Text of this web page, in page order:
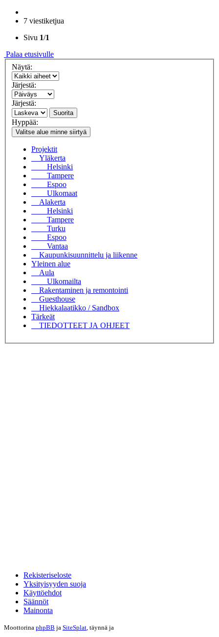
7 viestiketjua
Sivu 1/1
Palaa etusivulle
Näytä:
Järjestä:
Järjestä:
Suorita
Hyppää:
Valitse alue minne siirtyä
Projektit
Yläkerta
Helsinki
Tampere
Espoo
Ulkomaat
Alakerta
Helsinki
Tampere
Turku
Espoo
Vantaa
Kaupunkisuunnittelu ja liikenne
Yleinen alue
Aula
Ulkomailta
Rakentaminen ja remontointi
Guesthouse
Hiekkalaatikko / Sandbox
Tärkeät
TIEDOTTEET JA OHJEET
Rekisteriseloste
Yksityisyyden suoja
Käyttöehdot
Säännöt
Mainonta
Moottorina phpBB ja SiteSplat , täynnä ja